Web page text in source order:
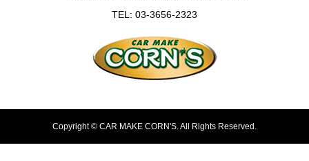
TEL: 03-3656-2323
Copyright © CAR MAKE CORN'S. All Rights Reserved.